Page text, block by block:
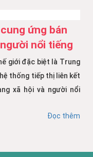
ứng bán
nổi tiếng
giới đặc biệt là Trung
thống tiếp thị liên kết
xã hội và người nổi
Đọc thêm